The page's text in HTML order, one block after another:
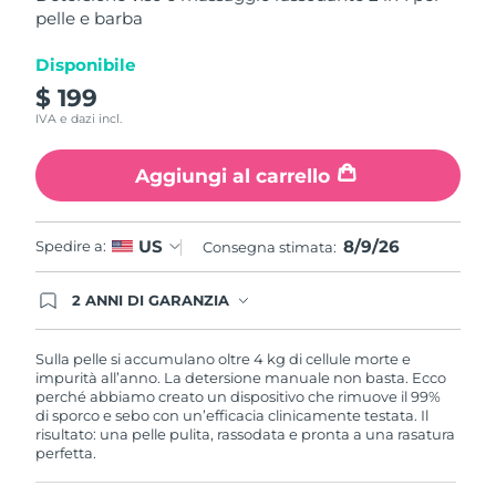
valore
valutazione
medio.
Read
12
Reviews.
link
alla
pagina.
pelle e barba
Disponibile
$ 199
IVA e dazi incl.
Aggiungi al carrello
Spedire a: US Consegna stimata: 8/9/26
2 ANNI DI GARANZIA
che, in caso di difetti nei primi 2 anni dalla data di
acquisto, FOREO sostituirà il tuo prodotto
gratuitamente.
Sulla pelle si accumulano oltre 4 kg di cellule morte e
impurità all’anno. La detersione manuale non basta. Ecco
perché abbiamo creato un dispositivo che rimuove il 99%
di sporco e sebo con un’efficacia clinicamente testata. Il
risultato: una pelle pulita, rassodata e pronta a una rasatura
perfetta.
Turchia
Emirati Arabi Uniti
Regno Unito
Stati Uniti Consegna stimata 8/9/26
Uzbekistan Consegna stimata8/13/26
Vietnam Consegna stimata8/14/26